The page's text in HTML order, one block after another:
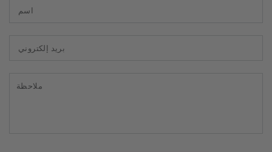
ملاحظة